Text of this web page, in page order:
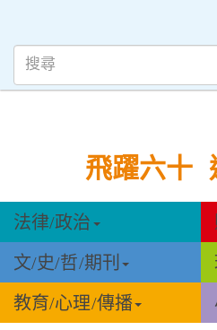
飛躍六十
法律/政治
文/史/哲/期刊
教育/心理/傳播